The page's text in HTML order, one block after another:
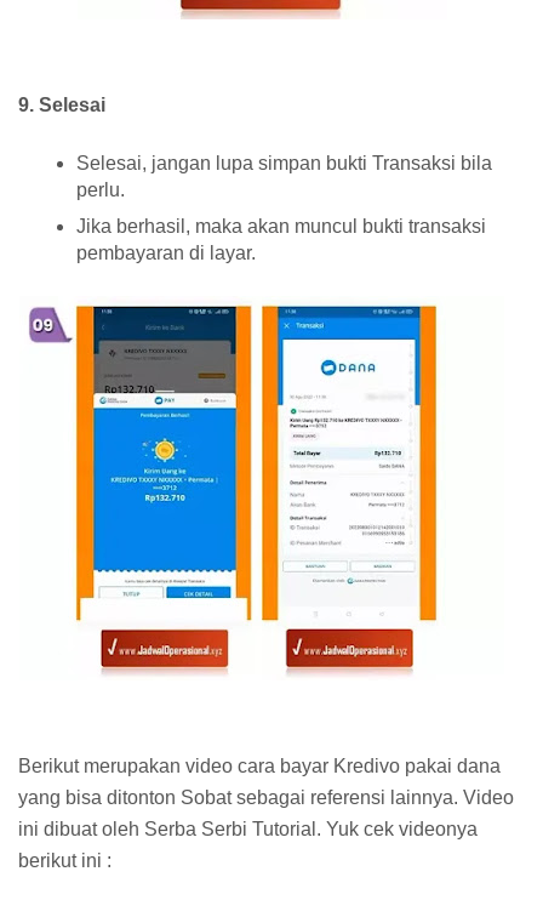
9. Selesai
Selesai, jangan lupa simpan bukti Transaksi bila
perlu.
Jika berhasil, maka akan muncul bukti transaksi
pembayaran di layar.
Berikut merupakan video cara bayar Kredivo pakai dana
yang bisa ditonton Sobat sebagai referensi lainnya. Video
ini dibuat oleh Serba Serbi Tutorial. Yuk cek videonya
berikut ini :